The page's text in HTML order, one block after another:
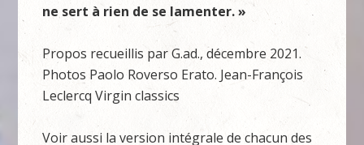
ne sert à rien de se lamenter. »
Propos recueillis par G.ad., décembre 2021.
Photos Paolo Roverso Erato. Jean-François
Leclercq Virgin classics
Voir aussi la version intégrale de chacun des